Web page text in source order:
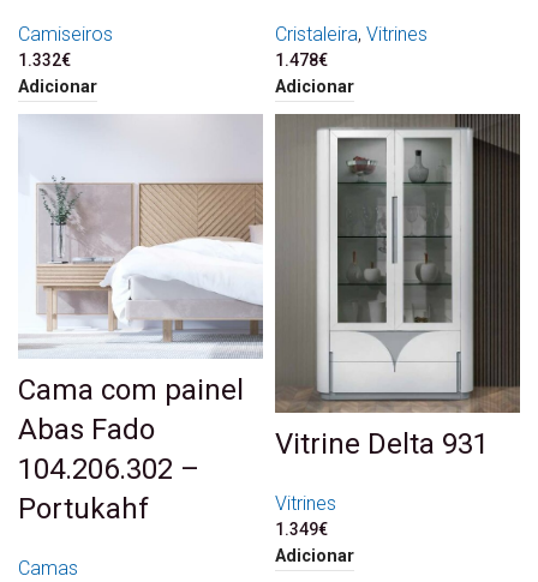
Camiseiros
1.332€
Adicionar
Cristaleira, Vitrines
1.478€
Adicionar
Cama com painel
Abas Fado
104.206.302 –
Portukahf
Camas
Vitrine Delta 931
Vitrines
1.349€
Adicionar